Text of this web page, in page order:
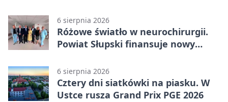
6 sierpnia 2026
Różowe światło w neurochirurgii.
Powiat Słupski finansuje nowy
6 sierpnia 2026
Cztery dni siatkówki na piasku. W
Ustce rusza Grand Prix PGE 2026